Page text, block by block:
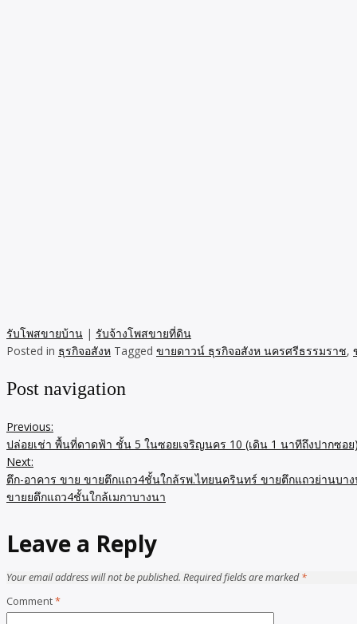
รับโพสขายบ้าน | รับจ้างโพสขายที่ดิน
Posted in ธุรกิจอสังห Tagged ขายดาวน์ ธุรกิจอสังห นครศรีธรรมราช,
Post navigation
Previous:
ปล่อยเช่า พื้นที่ดาดฟ้า ชั้น 5 ในซอยเจริญนคร 10 (เดิน 1 นาทีถึงปากซอย
Next:
ตึก-อาคาร ขาย ขายตึกแถว4ชั้นใกล้รพ.ไทยนครินทร์ ขายตึกแถวย่านบ
ขายยตึกแถว4ชั้นใกล้เมกาบางนา
Leave a Reply
Your email address will not be published. Required fields are marked*
Comment*